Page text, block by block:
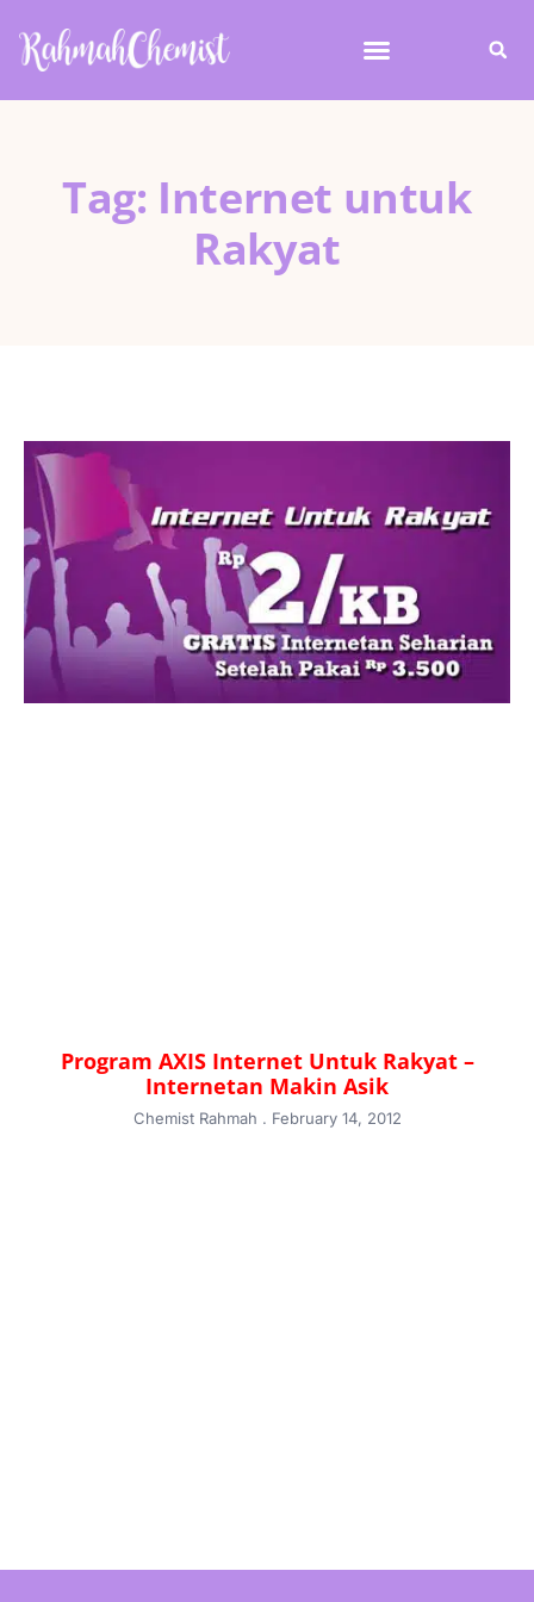
Tag: Internet untuk
Rakyat
Program AXIS Internet Untuk Rakyat –
Internetan Makin Asik
Chemist Rahmah February 14, 2012